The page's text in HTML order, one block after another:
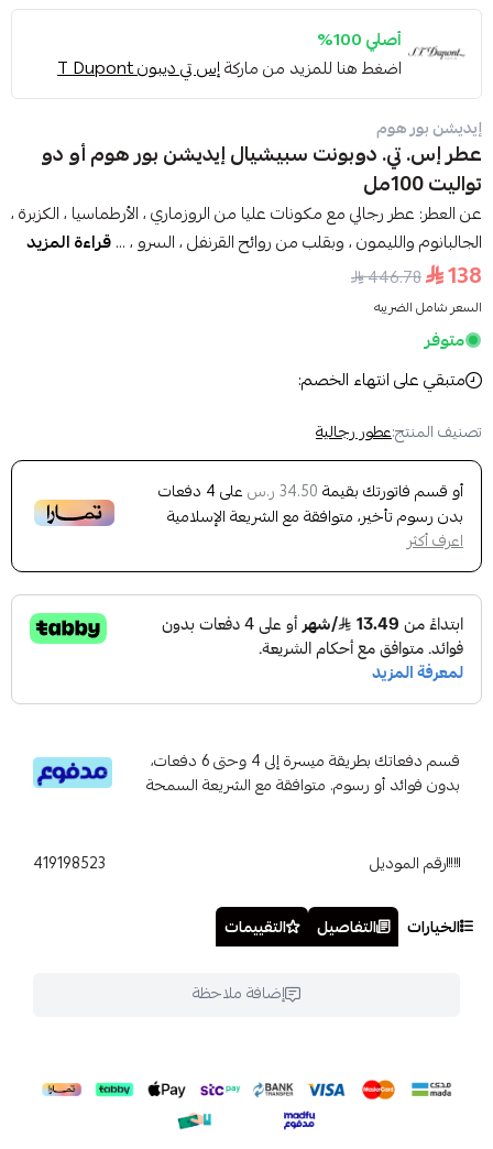
أصلي 100%
اضغط هنا للمزيد من ماركةإس تي ديبون T Dupont
إيديشن بور هوم
عطر إس. تي. دوبونت سبيشيال إيديشن بور هوم أو دو
تواليت 100مل
عن العطر: عطر رجالي مع مكونات عليا من الروزماري ، الأرطماسيا ، الكزبرة ،
الجالبانوم والليمون ، وبقلب من روائح القرنفل ، السرو ، ...قراءة المزيد
138
446.78
السعر شامل الضريبه
متوفر
متبقي على انتهاء الخصم:
تصنيف المنتج:عطور رجالية
أو قسم فاتورتك بقيمة 34.50 ر.س على4 دفعات
بدون رسوم تأخير، متوافقة مع الشريعة الإسلامية
اعرف أكثر
قسم دفعاتك بطريقة ميسرة إلى 4 وحتى 6 دفعات،
بدون فوائد أو رسوم. متوافقة مع الشريعة السمحة
رقم الموديل 419198523
الخيارات التفاصيل التقييمات
إضافة ملاحظة